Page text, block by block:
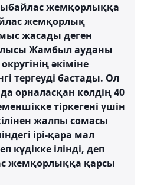
жемқорлыққа
жемқорлық
жасады деген
Жамбыл ауданы
әкіміне
тергеуді бастады. Ол
орналасқан көлдің 40
тіркегені үшін
жалпы сомасы
ірі-қара мал
күдікке ілінді, деп
жемқорлыққа қарсы